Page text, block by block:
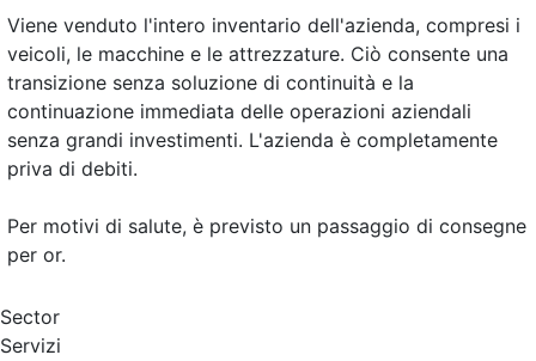
Viene venduto l'intero inventario dell'azienda, compresi i
veicoli, le macchine e le attrezzature. Ciò consente una
transizione senza soluzione di continuità e la
continuazione immediata delle operazioni aziendali
senza grandi investimenti. L'azienda è completamente
priva di debiti.
Per motivi di salute, è previsto un passaggio di consegne
per or.
Sector
Servizi